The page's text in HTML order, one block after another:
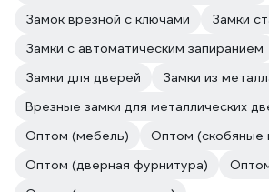
Замок врезной с ключами
Замки
Замки с автоматическим запиранием
Замки для дверей
Замки из
Врезные замки для металлических
Оптом (мебель)
Оптом (скобяные
Оптом (дверная фурнитура)